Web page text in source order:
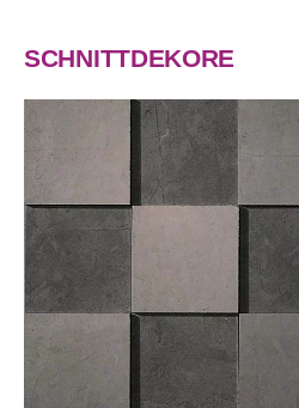
SCHNITTDEKORE